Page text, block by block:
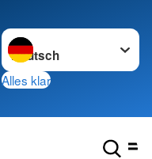
Sprache wechseln zu
Alles klar